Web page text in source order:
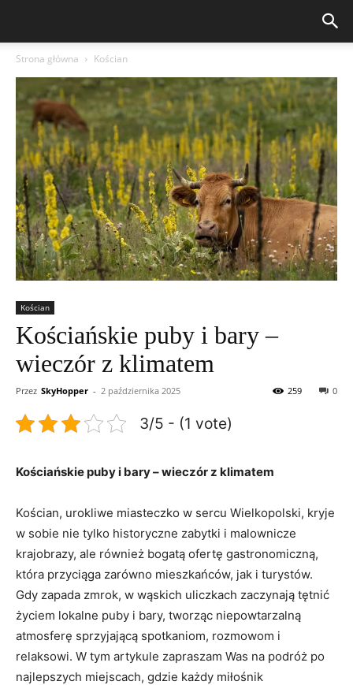
Strona główna Kościan
Kościan
Kościańskie puby i bary –
wieczór z klimatem
Przez SkyHopper - 2 października 2025 0
259
3/5 - (1 vote)
Kościańskie puby i bary – wieczór z klimatem
Kościan, urokliwe miasteczko w sercu Wielkopolski, kryje
w sobie nie tylko historyczne zabytki i malownicze
krajobrazy, ale również bogatą ofertę gastronomiczną,
która przyciąga zarówno mieszkańców, jak i turystów.
Gdy zapada zmrok, w wąskich uliczkach zaczynają tętnić
życiem lokalne puby i bary, tworząc niepowtarzalną
atmosferę sprzyjającą spotkaniom, rozmowom i
relaksowi. W tym artykule zapraszam Was na podróż po
najlepszych miejscach, gdzie każdy miłośnik